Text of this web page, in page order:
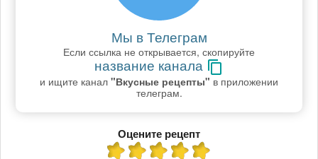
Мы в Телеграм
Если ссылка не открывается, скопируйте
название канала
и ищите канал "Вкусные рецепты" в приложении
телеграм.
Оцените рецепт